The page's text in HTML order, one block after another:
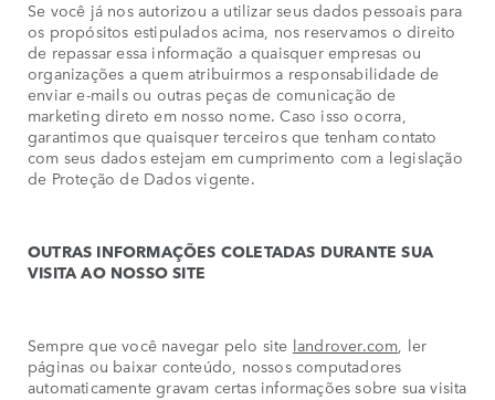
Se você já nos autorizou a utilizar seus dados pessoais para
os propósitos estipulados acima, nos reservamos o direito
de repassar essa informação a quaisquer empresas ou
organizações a quem atribuirmos a responsabilidade de
enviar e-mails ou outras peças de comunicação de
marketing direto em nosso nome. Caso isso ocorra,
garantimos que quaisquer terceiros que tenham contato
com seus dados estejam em cumprimento com a legislação
de Proteção de Dados vigente.
OUTRAS INFORMAÇÕES COLETADAS DURANTE SUA
VISITA AO NOSSO SITE
Sempre que você navegar pelo site landrover.com , ler
páginas ou baixar conteúdo, nossos computadores
automaticamente gravam certas informações sobre sua visita